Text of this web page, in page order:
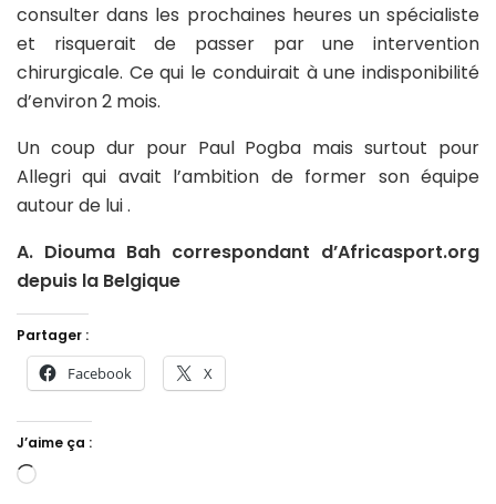
consulter dans les prochaines heures un spécialiste
et risquerait de passer par une intervention
chirurgicale. Ce qui le conduirait à une indisponibilité
d’environ 2 mois.
Un coup dur pour Paul Pogba mais surtout pour
Allegri qui avait l’ambition de former son équipe
autour de lui .
A. Diouma Bah correspondant d’Africasport.org
depuis la Belgique
Partager :
Facebook X
J’aime ça :
Chargement…